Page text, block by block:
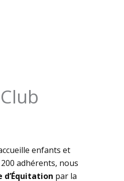
enfants et
adhérents, nous
d’Équitation par la